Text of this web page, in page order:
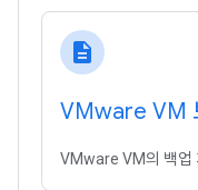
description
VMware VM
VMware VM의 백업